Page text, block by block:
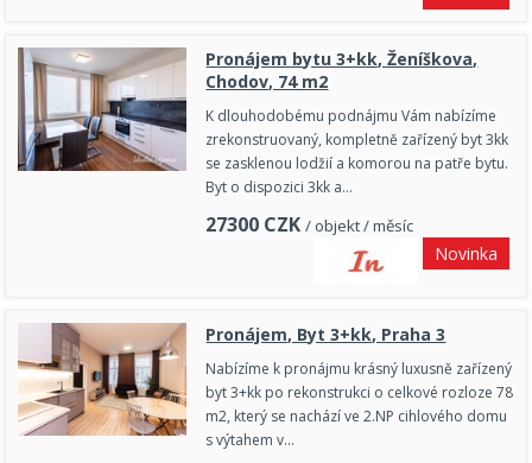
Pronájem bytu 3+kk, Ženíškova,
Chodov, 74 m2
K dlouhodobému podnájmu Vám nabízíme
zrekonstruovaný, kompletně zařízený byt 3kk
se zasklenou lodžií a komorou na patře bytu.
Byt o dispozici 3kk a…
27300 CZK / objekt / měsíc
Novinka
Pronájem, Byt 3+kk, Praha 3
Nabízíme k pronájmu krásný luxusně zařízený
byt 3+kk po rekonstrukci o celkové rozloze 78
m2, který se nachází ve 2.NP cihlového domu
s výtahem v…